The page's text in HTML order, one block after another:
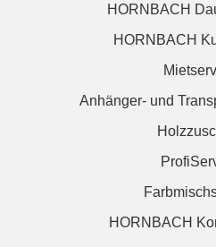
HORNBACH
HORNBACH
Anhänger- und
HORNBACH